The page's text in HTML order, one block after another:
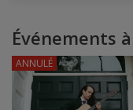
Événements
ANNULÉ